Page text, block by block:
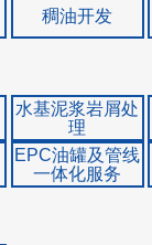
稠油开发
水基泥浆岩屑处
理
EPC油罐及管线
一体化服务